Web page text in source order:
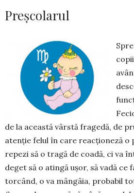
Preșcolarul
de la această vârstă fragedă, de
atenție felul în care reacționeză o
repezi să o tragă de coadă, ci va
deget să o atingă ușor, să vadă ce
torcând, o va mângâia, probabil